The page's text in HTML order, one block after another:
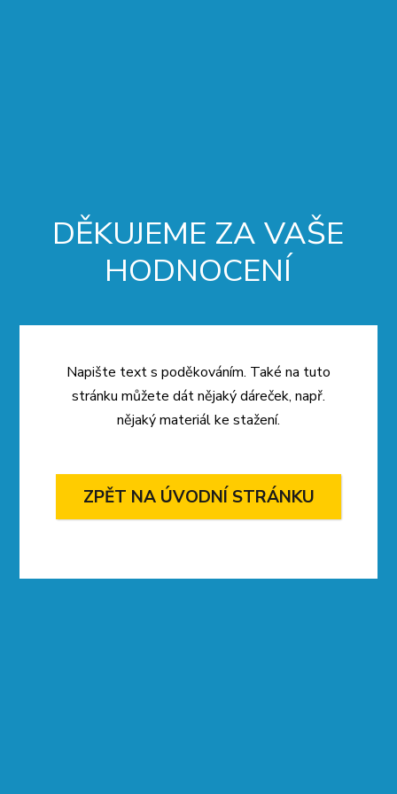
DĚKUJEME ZA VAŠE
HODNOCENÍ
Napište text s poděkováním. Také na tuto
stránku můžete dát nějaký dáreček, např.
nějaký materiál ke stažení.
ZPĚT NA ÚVODNÍ STRÁNKU